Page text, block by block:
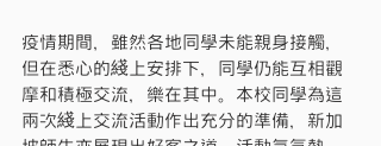
疫情期間，雖然各地同學未能親身接觸，
但在悉心的綫上安排下，同學仍能互相觀
摩和積極交流，樂在其中。本校同學為這
兩次綫上交流活動作出充分的準備，新加